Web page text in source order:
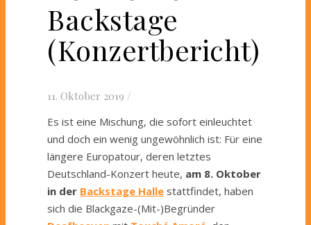
Backstage
(Konzertbericht)
11. Oktober 2019 /
Es ist eine Mischung, die sofort einleuchtet
und doch ein wenig ungewöhnlich ist: Für eine
längere Europatour, deren letztes
Deutschland-Konzert heute, am 8. Oktober
in der Backstage Halle stattfindet, haben
sich die Blackgaze-(Mit-)Begründer